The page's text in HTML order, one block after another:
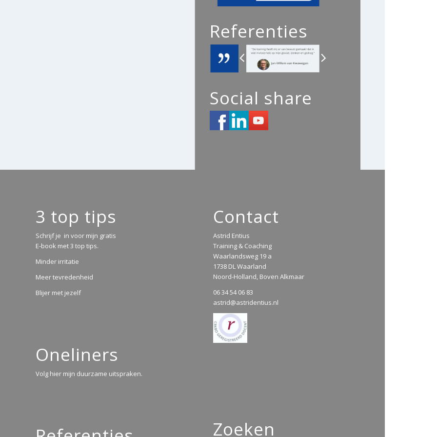
Referenties
Social share
3 top tips
Schrijf je in voor mijn gratis
E-book met 3 top tips.
Minder irritatie
Meer tevredenheid
Blijer met jezelf
Oneliners
Volg hier mijn duurzame uitspraken.
Contact
Astrid Entius
Training & Coaching
Waarlandsweg 19 a
1738 DL Waarland
Noord-Holland, Boven Alkmaar
06 34 54 06 83
astrid@astridentius.nl
Zoeken